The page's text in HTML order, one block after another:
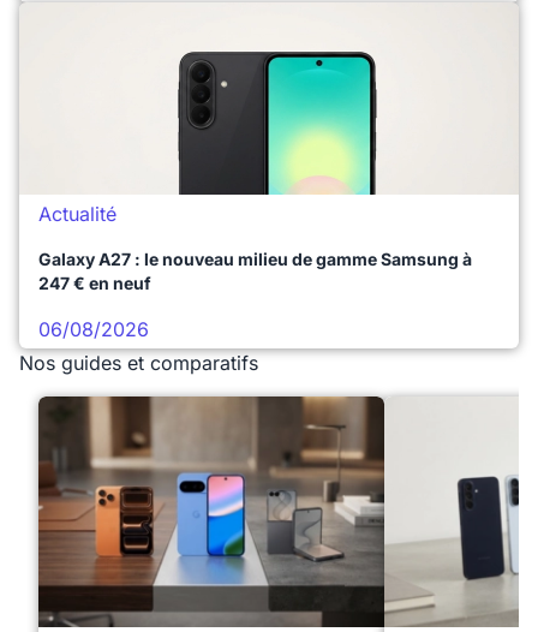
Actualité
Galaxy A27 : le nouveau milieu de gamme Samsung à
247 € en neuf
06/08/2026
Nos guides et comparatifs